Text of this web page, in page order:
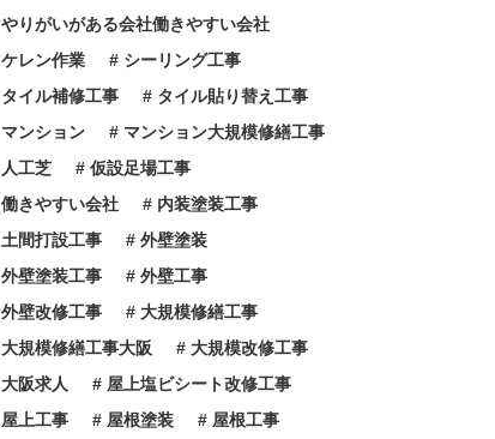
やりがいがある会社働きやすい会社
ケレン作業
シーリング工事
タイル補修工事
タイル貼り替え工事
マンション
マンション大規模修繕工事
人工芝
仮設足場工事
働きやすい会社
内装塗装工事
土間打設工事
外壁塗装
外壁塗装工事
外壁工事
外壁改修工事
大規模修繕工事
大規模修繕工事大阪
大規模改修工事
大阪求人
屋上塩ビシート改修工事
屋上工事
屋根塗装
屋根工事